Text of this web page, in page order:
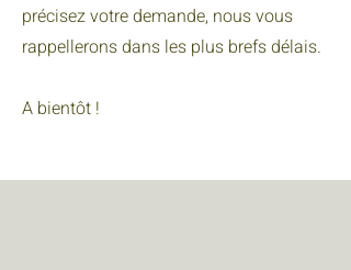
précisez votre demande, nous vous
rappellerons dans les plus brefs délais.
A bientôt !